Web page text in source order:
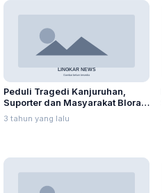
Peduli Tragedi Kanjuruhan,
Suporter dan Masyarakat Blora
Gelar Doa di Stadion Kridosono
3 tahun yang lalu